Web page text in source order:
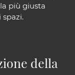
più giusta
della